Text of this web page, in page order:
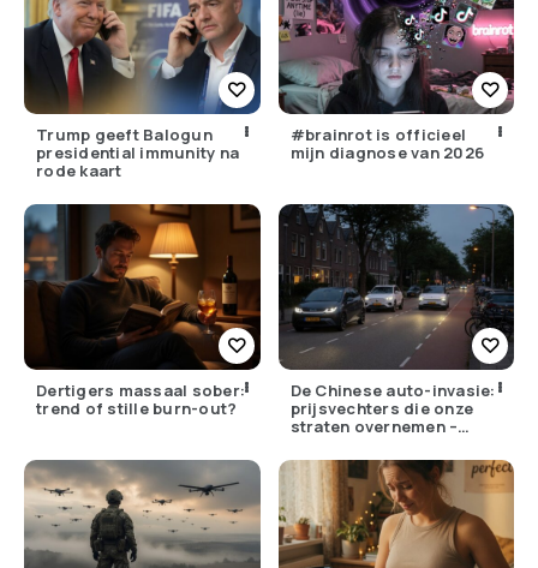
Trump geeft Balogun
presidential immunity na
rode kaart
#brainrot is officieel
mijn diagnose van 2026
Dertigers massaal sober:
trend of stille burn-out?
De Chinese auto-invasie:
prijsvechters die onze
straten overnemen –
écht?